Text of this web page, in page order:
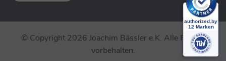
© Copyright 2026 Joachim Bässler e.K. Alle Rechte
vorbehalten.